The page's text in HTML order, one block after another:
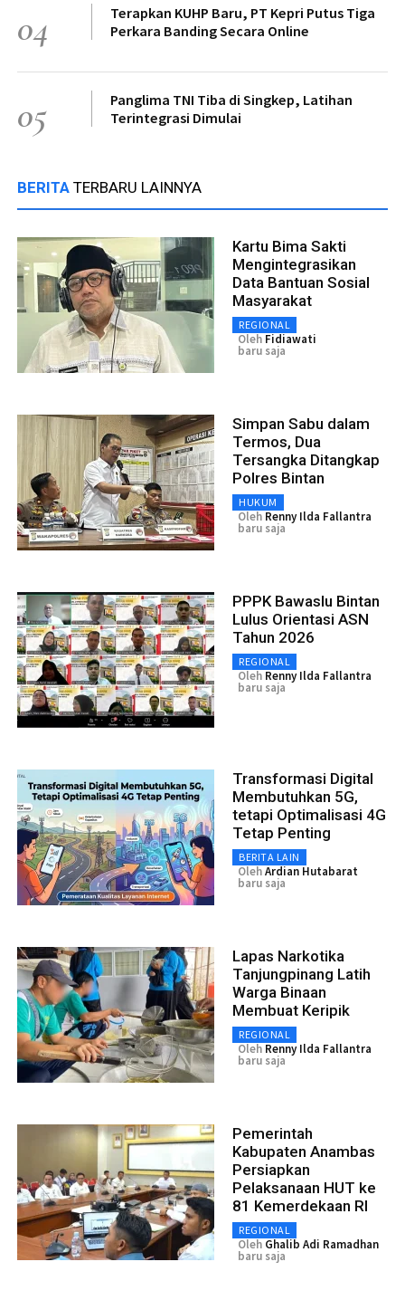
04
Terapkan KUHP Baru, PT Kepri Putus Tiga
Perkara Banding Secara Online
05
Panglima TNI Tiba di Singkep, Latihan
Terintegrasi Dimulai
BERITA TERBARU LAINNYA
Kartu Bima Sakti
Mengintegrasikan
Data Bantuan Sosial
Masyarakat
REGIONAL
Oleh Fidiawati
baru saja
Simpan Sabu dalam
Termos, Dua
Tersangka Ditangkap
Polres Bintan
HUKUM
Oleh Renny Ilda Fallantra
baru saja
PPPK Bawaslu Bintan
Lulus Orientasi ASN
Tahun 2026
REGIONAL
Oleh Renny Ilda Fallantra
baru saja
Transformasi Digital
Membutuhkan 5G,
tetapi Optimalisasi 4G
Tetap Penting
BERITA LAIN
OlehArdian Hutabarat
baru saja
Lapas Narkotika
Tanjungpinang Latih
Warga Binaan
Membuat Keripik
REGIONAL
Oleh Renny Ilda Fallantra
baru saja
Pemerintah
Kabupaten Anambas
Persiapkan
Pelaksanaan HUT ke
81 Kemerdekaan RI
REGIONAL
Oleh Ghalib Adi Ramadhan
baru saja